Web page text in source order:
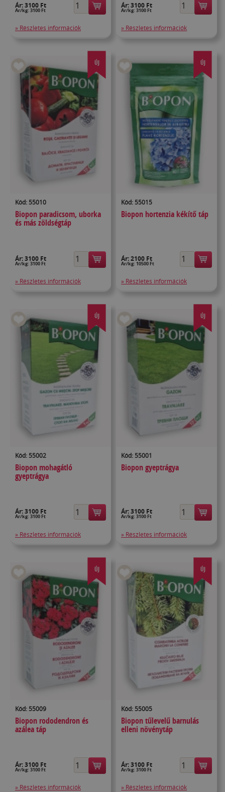
Ár:3100 Ft
Ár/kg: 3100 Ft
» Részletes információk
Ár:3100 Ft
Ár/kg: 3100 Ft
» Részletes információk
ÚJ
Kód: 55010
Biopon paradicsom, uborka
és más zöldségtáp
Ár:3100 Ft
Ár/kg: 3100 Ft
» Részletes információk
ÚJ
Kód: 55015
Biopon hortenzia kékítő táp
Ár:2100 Ft
Ár/kg: 10500 Ft
» Részletes információk
ÚJ
Kód: 55002
Biopon mohagátló
gyeptrágya
Ár:3100 Ft
Ár/kg: 3100 Ft
» Részletes információk
ÚJ
Kód: 55001
Biopon gyeptrágya
Ár:3100 Ft
Ár/kg: 3100 Ft
» Részletes információk
ÚJ
Kód: 55009
Biopon rododendron és
azálea táp
Ár:3100 Ft
Ár/kg: 3100 Ft
» Részletes információk
ÚJ
Kód: 55005
Biopon tűlevelű barnulás
elleni növénytáp
Ár:3100 Ft
Ár/kg: 3100 Ft
» Részletes információk